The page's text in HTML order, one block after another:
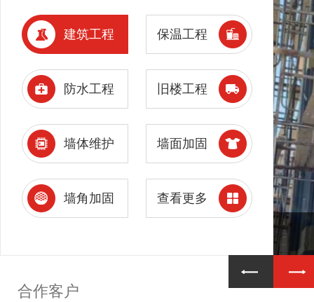
建筑工程 保温工程
防水工程 旧楼工程
墙体维护 墙面加固
墙角加固 查看更多
合作客户